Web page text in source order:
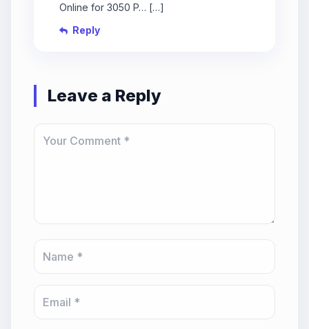
Online for 3050 P… […]
Reply
Leave a Reply